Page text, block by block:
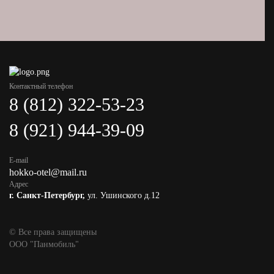
Контактный телефон
8 (812) 322-53-23
8 (921) 944-39-09
E-mail
hokko-otel@mail.ru
Адрес
г. Санкт-Петербург, ул. Ушинского д.12
© Все права защищены
ООО "Панмобиль"